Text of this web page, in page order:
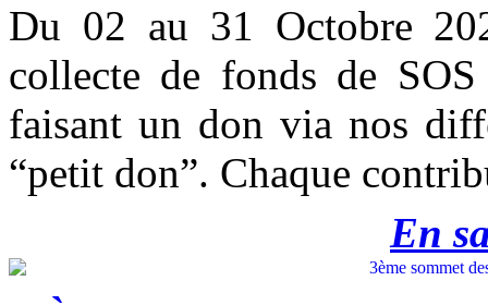
Du 02 au 31 Octobre
collecte de fonds de
faisant un don via nos
“petit don”. Chaque
En